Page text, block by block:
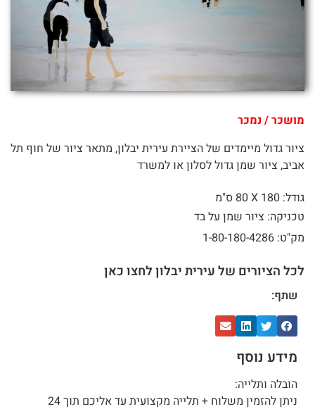
מושכר / נמכר
ציור גדול מיימדים של הציירת עירית יבלון, מתאר ציור של חוף תל
אביב, ציור שמן גדול לסלון או למשרד
גודל: 180 X
80 ס"מ
טכניקה: ציור שמן על בד
מק"ט: 1-80-180-4286
לכל הציורים של עירית יבלון לחצו כאן
שתף:
מידע נוסף
הובלה ותלייה:
ניתן להזמין משלוח + תלייה מקצועית עד אליכם תוך 24